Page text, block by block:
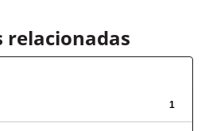
relacionadas
1